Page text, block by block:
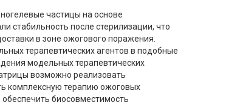
частицы на основе
стабильность после стерилизации, что
в зоне ожогового поражения.
терапевтических агентов в подобные
модельных терапевтических
возможно реализовать
комплексную терапию ожоговых
биосовместимость